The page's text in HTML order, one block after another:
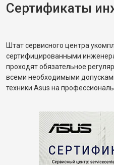
Сертификаты
Штат сервисного центра
сертифицированными
проходят обязательное
всеми необходимыми
техники Asus на